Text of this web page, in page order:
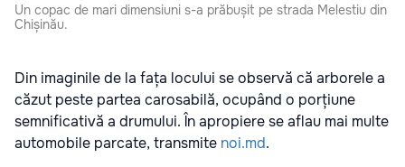
Un copac de mari dimensiuni s-a prăbușit pe strada Melestiu din
Chișinău.
Din imaginile de la fața locului se observă că arborele a
căzut peste partea carosabilă, ocupând o porțiune
semnificativă a drumului. În apropiere se aflau mai multe
automobile parcate, transmite noi.md.